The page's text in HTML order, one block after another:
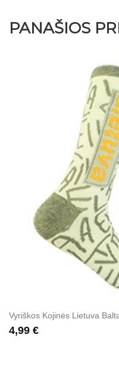
PANAŠIOS
Vyriškos Kojinės Lietuva
4,99 €